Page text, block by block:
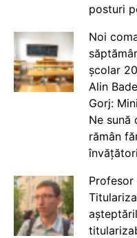
posturi
Noi
școlar
Alin
Gorj:
Ne sună
rămân